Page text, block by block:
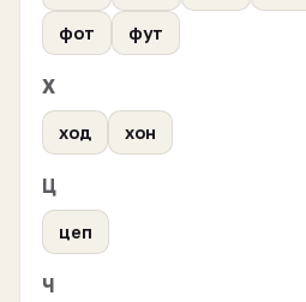
фот фут
Х
ход хон
Ц
цеп
Ч